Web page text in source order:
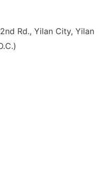
Rd., Yilan City, Yilan